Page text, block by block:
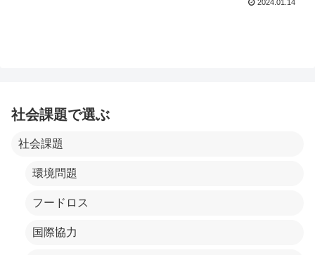
2024.01.14
社会課題で選ぶ
社会課題
環境問題
フードロス
国際協力